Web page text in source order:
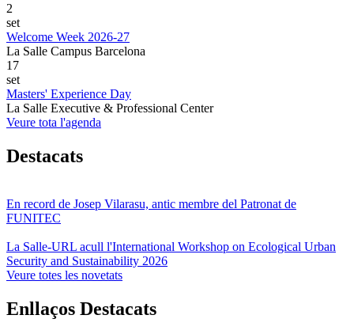
2
set
Welcome Week 2026-27
La Salle Campus Barcelona
17
set
Masters' Experience Day
La Salle Executive & Professional Center
Veure tota l'agenda
Destacats
En record de Josep Vilarasu, antic membre del Patronat de
FUNITEC
La Salle-URL acull l'International Workshop on Ecological Urban
Security and Sustainability 2026
Veure totes les novetats
Enllaços Destacats